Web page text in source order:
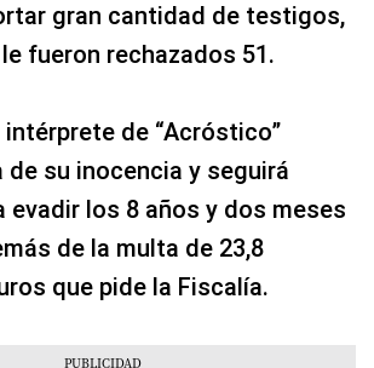
gran cantidad de testigos,
fueron rechazados 51.
intérprete de “Acróstico”
de su inocencia y seguirá
evadir los 8 años y dos meses
de la multa de 23,8
que pide la Fiscalía.